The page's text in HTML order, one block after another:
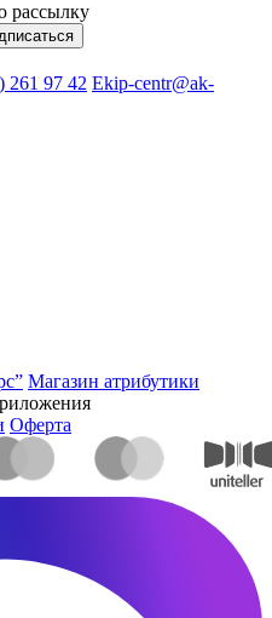
рассылку
261 97 42 Ekip-centr@ak-
Магазин атрибутики
Оферта